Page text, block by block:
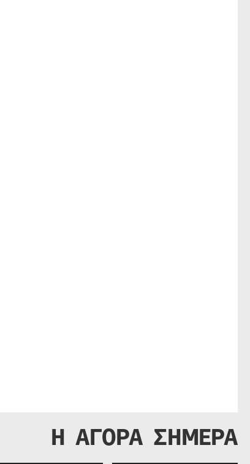
Η ΑΓΟΡΑ ΣΗΜΕΡΑ